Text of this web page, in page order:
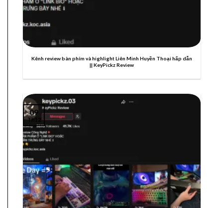
Kênh review bàn phím và highlight Liên Minh Huyền Thoại hấp dẫn
|| KeyPickz Review
09
Th12